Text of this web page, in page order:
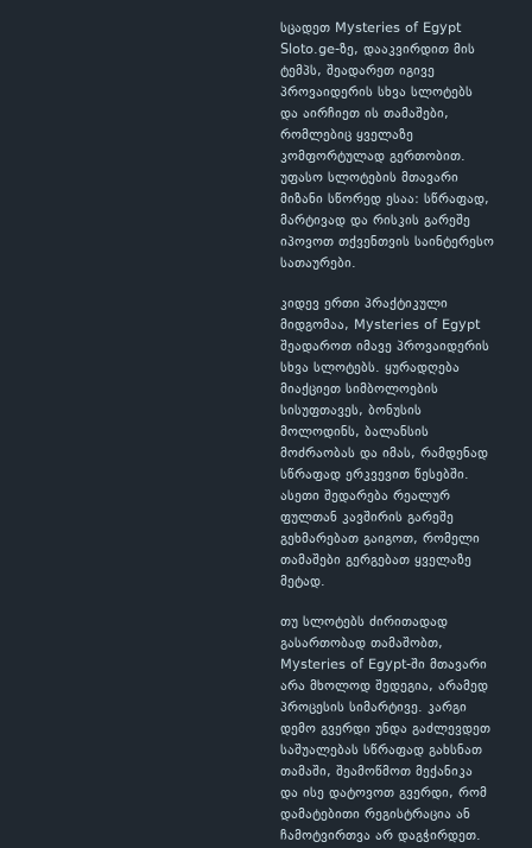
სცადეთ Mysteries of Egypt
Sloto.ge-ზე, დააკვირდით მის
ტემპს, შეადარეთ იგივე
პროვაიდერის სხვა სლოტებს
და აირჩიეთ ის თამაშები,
რომლებიც ყველაზე
კომფორტულად გერთობით.
უფასო სლოტების მთავარი
მიზანი სწორედ ესაა: სწრაფად,
მარტივად და რისკის გარეშე
იპოვოთ თქვენთვის საინტერესო
სათაურები.
კიდევ ერთი პრაქტიკული
მიდგომაა, Mysteries of Egypt
შეადაროთ იმავე პროვაიდერის
სხვა სლოტებს. ყურადღება
მიაქციეთ სიმბოლოების
სისუფთავეს, ბონუსის
მოლოდინს, ბალანსის
მოძრაობას და იმას, რამდენად
სწრაფად ერკვევით წესებში.
ასეთი შედარება რეალურ
ფულთან კავშირის გარეშე
გეხმარებათ გაიგოთ, რომელი
თამაშები გერგებათ ყველაზე
მეტად.
თუ სლოტებს ძირითადად
გასართობად თამაშობთ,
Mysteries of Egypt-ში მთავარი
არა მხოლოდ შედეგია, არამედ
პროცესის სიმარტივე. კარგი
დემო გვერდი უნდა გაძლევდეთ
საშუალებას სწრაფად გახსნათ
თამაში, შეამოწმოთ მექანიკა
და ისე დატოვოთ გვერდი, რომ
დამატებითი რეგისტრაცია ან
ჩამოტვირთვა არ დაგჭირდეთ.